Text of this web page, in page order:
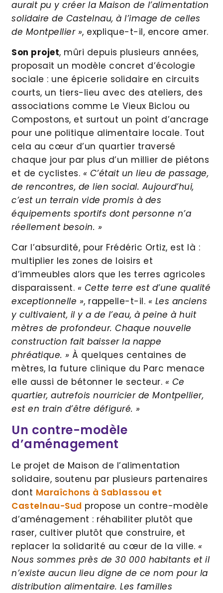
aurait pu y créer la Maison de l’alimentation
solidaire de Castelnau, à l’image de celles
de Montpellier », explique-t-il, encore amer.
Son projet, mûri depuis plusieurs années,
proposait un modèle concret d’écologie
sociale : une épicerie solidaire en circuits
courts, un tiers-lieu avec des ateliers, des
associations comme Le Vieux Biclou ou
Compostons, et surtout un point d’ancrage
pour une politique alimentaire locale. Tout
cela au cœur d’un quartier traversé
chaque jour par plus d’un millier de piétons
et de cyclistes. « C’était un lieu de passage,
de rencontres, de lien social. Aujourd’hui,
c’est un terrain vide promis à des
équipements sportifs dont personne n’a
réellement besoin. »
Car l’absurdité, pour Frédéric Ortiz, est là :
multiplier les zones de loisirs et
d’immeubles alors que les terres agricoles
disparaissent. « Cette terre est d’une qualité
exceptionnelle », rappelle-t-il. « Les anciens
y cultivaient, il y a de l’eau, à peine à huit
mètres de profondeur. Chaque nouvelle
construction fait baisser la nappe
phréatique. » À quelques centaines de
mètres, la future clinique du Parc menace
elle aussi de bétonner le secteur. « Ce
quartier, autrefois nourricier de Montpellier,
est en train d’être défiguré. »
Un contre-modèle
d’aménagement
Le projet de Maison de l’alimentation
solidaire, soutenu par plusieurs partenaires
dont Maraîchons à Sablassou et
Castelnau-Sud propose un contre-modèle
d’aménagement : réhabiliter plutôt que
raser, cultiver plutôt que construire, et
replacer la solidarité au cœur de la ville. «
Nous sommes près de 30 000 habitants et il
n’existe aucun lieu digne de ce nom pour la
distribution alimentaire. Les familles